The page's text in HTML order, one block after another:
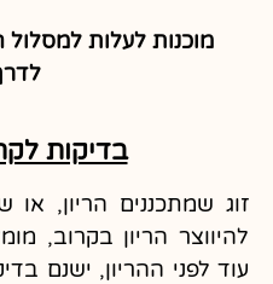
מוכנות לעלות למסלול
בדיקות
זוג שמתכננים הריון, או
להיווצר הריון בקרוב,
עוד לפני ההריון, ישנם